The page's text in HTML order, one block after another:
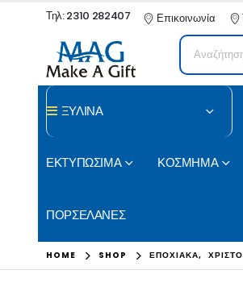
Τηλ: 2310 282407 Επικοινωνία
ΞΥΛΙΝΑ
ΕΚΤΥΠΩΣΙΜΑ ΚΟΣΜΗΜΑ
ΠΟΡΣΕΛΑΝΕΣ
HOME SHOP ΕΠΟΧΙΑΚΑ,